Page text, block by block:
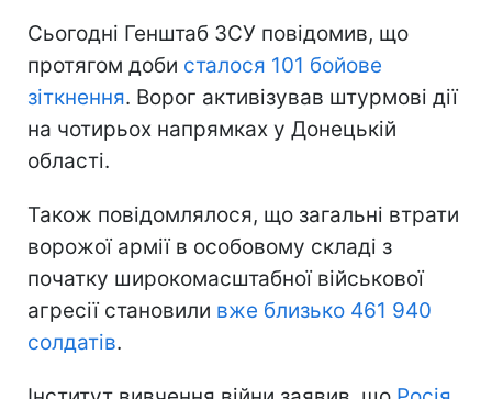
Сьогодні Генштаб ЗСУ повідомив, що
протягом доби сталося 101 бойове
зіткнення. Ворог активізував штурмові дії
на чотирьох напрямках у Донецькій
області.
Також повідомлялося, що загальні втрати
ворожої армії в особовому складі з
початку широкомасштабної військової
агресії становили вже близько 461 940
солдатів.